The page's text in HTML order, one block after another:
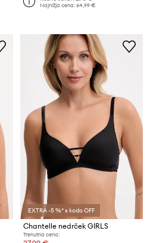
Najnižja cena:64,99 €
EXTRA -5 %* s kodo OFF
Chantelle nedrček GIRLS
Trenutna cena: